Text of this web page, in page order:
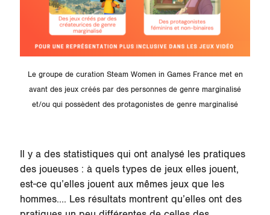
Le groupe de curation Steam Women in Games France met en
avant des jeux créés par des personnes de genre marginalisé
et/ou qui possèdent des protagonistes de genre marginalisé
Il y a des statistiques qui ont analysé les pratiques
des joueuses : à quels types de jeux elles jouent,
est-ce qu’elles jouent aux mêmes jeux que les
hommes…. Les résultats montrent qu’elles ont des